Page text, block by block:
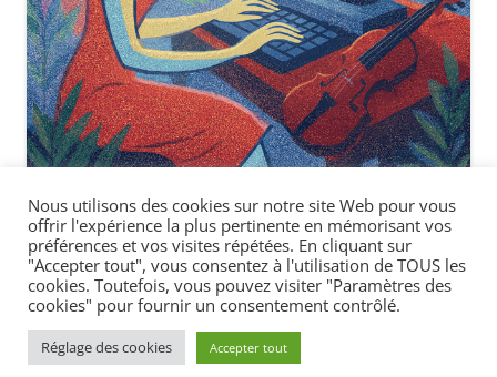
Politique de confidentialité Fièrement propulsé par WordPress
Nous utilisons des cookies sur notre site Web pour vous
offrir l'expérience la plus pertinente en mémorisant vos
préférences et vos visites répétées. En cliquant sur
"Accepter tout", vous consentez à l'utilisation de TOUS les
cookies. Toutefois, vous pouvez visiter "Paramètres des
cookies" pour fournir un consentement contrôlé.
Réglage des cookies Accepter tout